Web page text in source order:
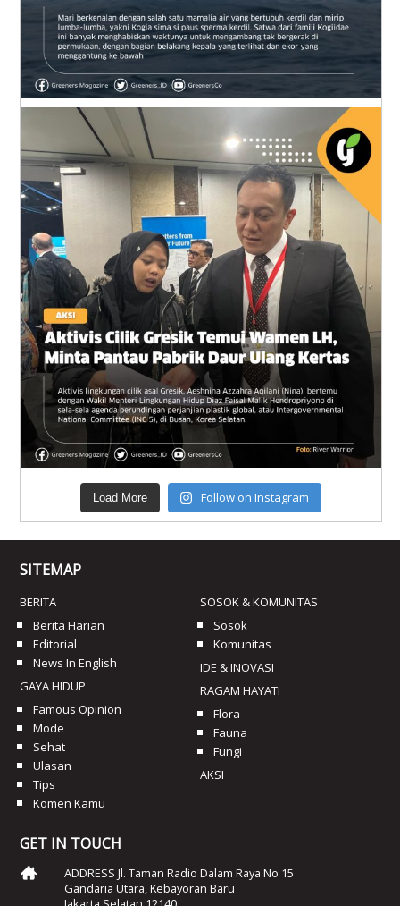
Load More Follow on Instagram
SITEMAP
BERITA
Berita Harian
Editorial
News In English
GAYA HIDUP
Famous Opinion
Mode
Sehat
Ulasan
Tips
Komen Kamu
SOSOK & KOMUNITAS
Sosok
Komunitas
IDE & INOVASI
RAGAM HAYATI
Flora
Fauna
Fungi
AKSI
GET IN TOUCH
ADDRESS Jl. Taman Radio Dalam Raya No 15
Gandaria Utara, Kebayoran Baru